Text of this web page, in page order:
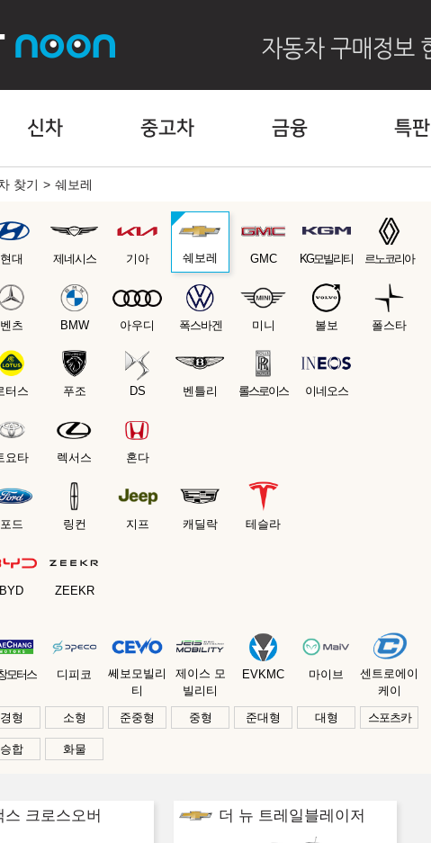
신차 중고차 금융 특판
찾기 쉐보레
현대 제네시스 기아 쉐보레 GMC KG모빌리티 르노코리아
벤츠 BMW 아우디 폭스바겐 미니 볼보 폴스타
터스 푸조 DS 벤틀리 롤스로이스 이네오스
요타 렉서스 혼다
포드 링컨 지프 캐딜락 테슬라
BYD ZEEKR
모터스 디피코
쎄보모빌리
티
제이스 모
빌리티
EVKMC 마이브
센트로에이
케이
경형 소형 준중형 중형 준대형 대형 스포츠카
승합 화물
스 크로스오버 더 뉴 트레일블레이저